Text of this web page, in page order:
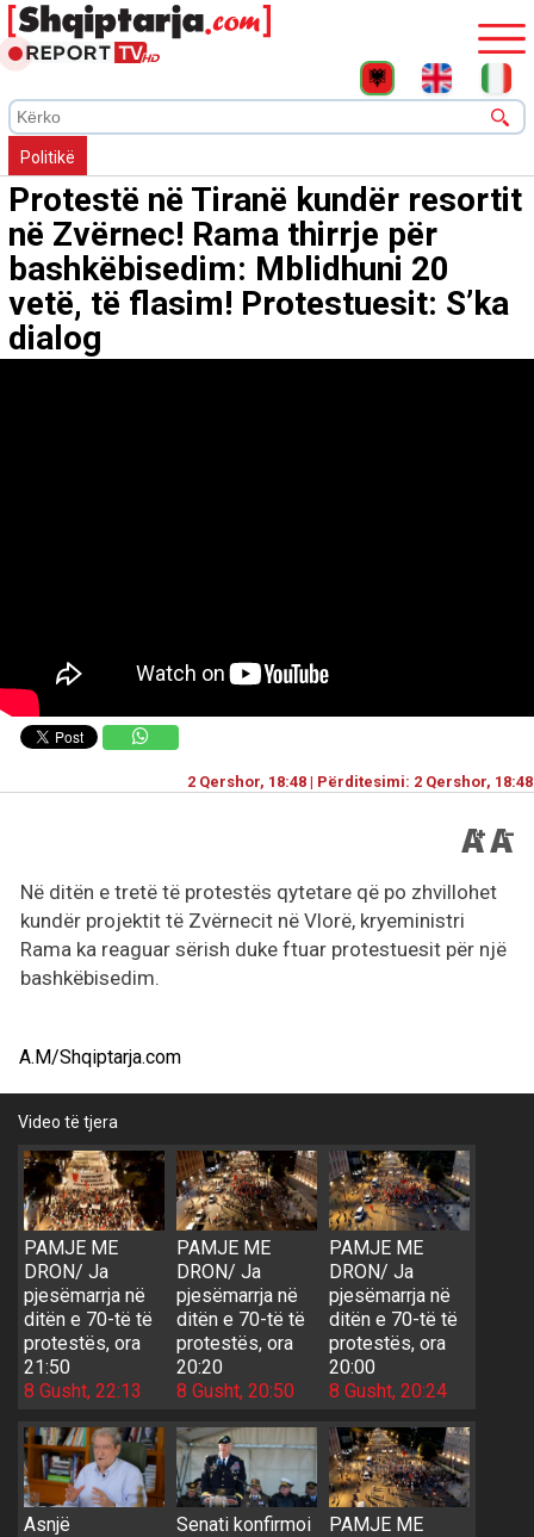
Politikë
Protestë në Tiranë kundër resortit
në Zvërnec! Rama thirrje për
bashkëbisedim: Mblidhuni 20
vetë, të flasim! Protestuesit: S’ka
dialog
2 Qershor, 18:48 | Përditesimi: 2 Qershor, 18:48
Në ditën e tretë të protestës qytetare që po zhvillohet
kundër projektit të Zvërnecit në Vlorë, kryeministri
Rama ka reaguar sërish duke ftuar protestuesit për një
bashkëbisedim.
A.M/Shqiptarja.com
Video të tjera
PAMJE ME
DRON/ Ja
pjesëmarrja në
ditën e 70-të të
protestës, ora
21:50
8 Gusht, 22:13
PAMJE ME
DRON/ Ja
pjesëmarrja në
ditën e 70-të të
protestës, ora
20:20
8 Gusht, 20:50
PAMJE ME
DRON/ Ja
pjesëmarrja në
ditën e 70-të të
protestës, ora
20:00
8 Gusht, 20:24
Asnjë
Senati konfirmoi
PAMJE ME